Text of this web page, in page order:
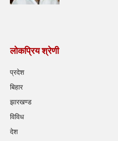
लोकप्रिय श्रेणी
प्रदेश
बिहार
झारखण्ड
विविध
देश